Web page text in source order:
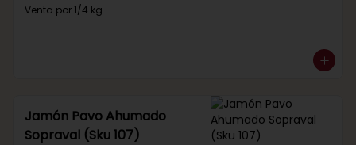
Venta por 1/4 kg.
Jamón Pavo Ahumado
Sopraval (Sku 107)